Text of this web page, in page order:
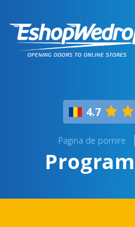
4.7
Pagina de pornire